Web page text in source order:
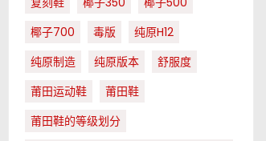
椰子700
毒版
纯原H12
纯原制造
纯原版本
舒服度
莆田运动鞋
莆田鞋
莆田鞋的等级划分